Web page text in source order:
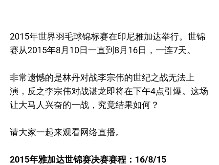
2015年世界羽毛球锦标赛在印尼雅加达举行。世锦
赛从2015年8月10日一直到8月16日，一连7天。
非常遗憾的是林丹对战李宗伟的世纪之战无法上
演，反之李宗伟对战谌龙即将在下午4点引爆。这场
让大马人兴奋的一战，究竟结果如何？
请大家一起来观看网络直播。
2015年雅加达世锦赛决赛赛程：16/8/15